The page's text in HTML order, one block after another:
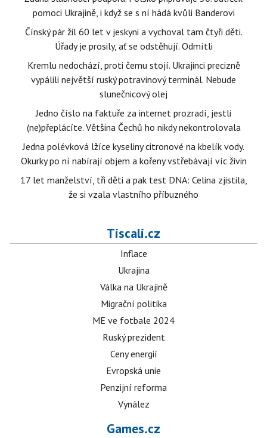
pomoci Ukrajině, i když se s ní hádá kvůli Banderovi
Čínský pár žil 60 let v jeskyni a vychoval tam čtyři děti.
Úřady je prosily, ať se odstěhují. Odmítli
Kremlu nedochází, proti čemu stojí. Ukrajinci precizně
vypálili největší ruský potravinový terminál. Nebude
slunečnicový olej
Jedno číslo na faktuře za internet prozradí, jestli
(ne)přeplácíte. Většina Čechů ho nikdy nekontrolovala
Jedna polévková lžíce kyseliny citronové na kbelík vody.
Okurky po ní nabírají objem a kořeny vstřebávají víc živin
17 let manželství, tři děti a pak test DNA: Celina zjistila,
že si vzala vlastního příbuzného
Tiscali.cz
Inflace
Ukrajina
Válka na Ukrajině
Migrační politika
ME ve fotbale 2024
Ruský prezident
Ceny energií
Evropská unie
Penzijní reforma
Vynález
Games.cz